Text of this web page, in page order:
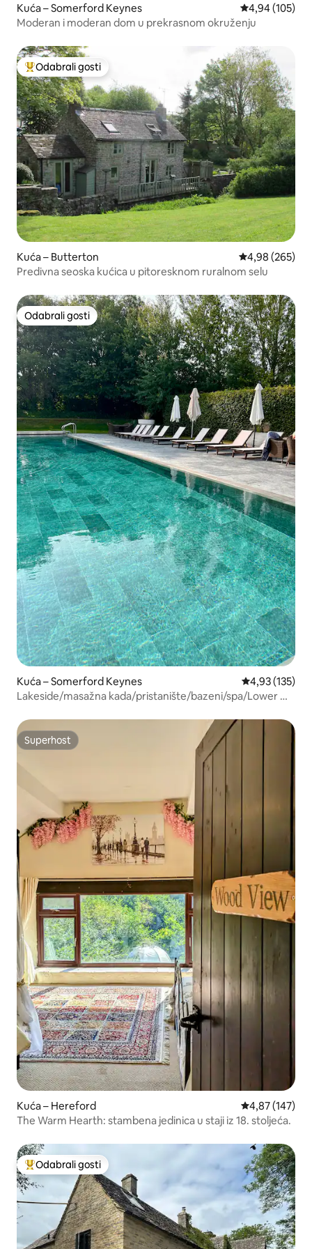
Kuća – Somerford Keynes Prosječna
4,94 (105)
Moderan i moderan dom u prekrasnom okruženju
Među najviše rangiranima s oznakom „Odabrali gosti”
Odabrali gosti
Kuća – Butterton Prosječna
4,98 (265)
Predivna seoska kućica u pitoresknom ruralnom selu
Odabrali gosti
Odabrali gosti
Kuća – Somerford Keynes Prosječna
4,93 (135)
Lakeside/masažna kada/pristanište/bazeni/spa/Lower Mill
Superhost
Superhost
Kuća – Hereford Prosječna
4,87 (147)
The Warm Hearth: stambena jedinica u staji iz 18. stoljeća.
Među najviše rangiranima s oznakom „Odabrali gosti”
Odabrali gosti